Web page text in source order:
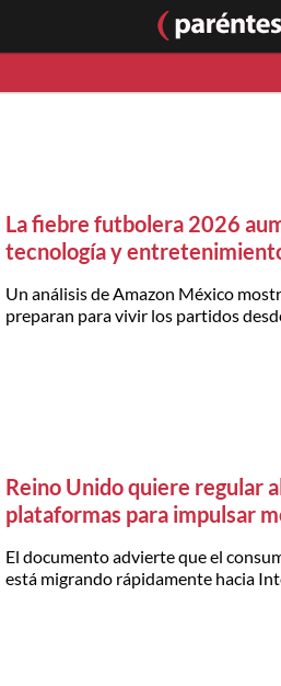
La fiebre futbolera 2026
tecnología y
Un análisis de Amazon México
preparan para vivir los partidos
Reino Unido quiere regular
plataformas para impulsar
El documento advierte que el
está migrando rápidamente hacia